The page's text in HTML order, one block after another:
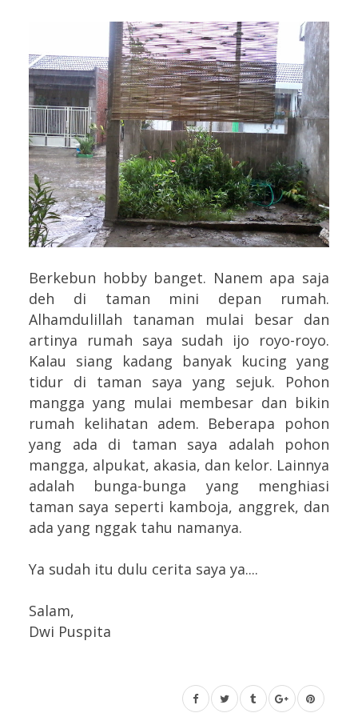
Berkebun hobby banget. Nanem apa saja
deh di taman mini depan rumah.
Alhamdulillah tanaman mulai besar dan
artinya rumah saya sudah ijo royo-royo.
Kalau siang kadang banyak kucing yang
tidur di taman saya yang sejuk. Pohon
mangga yang mulai membesar dan bikin
rumah kelihatan adem. Beberapa pohon
yang ada di taman saya adalah pohon
mangga, alpukat, akasia, dan kelor. Lainnya
adalah bunga-bunga yang menghiasi
taman saya seperti kamboja, anggrek, dan
ada yang nggak tahu namanya.
Ya sudah itu dulu cerita saya ya....
Salam,
Dwi Puspita